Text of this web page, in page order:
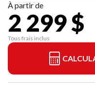
À partir de
2 299 $
Tous frais inclus